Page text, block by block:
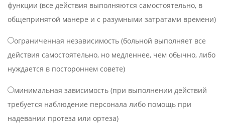
функции (все действия выполняются самостоятельно, в
общепринятой манере и с разумными затратами времени)
ограниченная независимость (больной выполняет все
действия самостоятельно, но медленнее, чем обычно, либо
нуждается в постороннем совете)
минимальная зависимость (при выполнении действий
требуется наблюдение персонала либо помощь при
надевании протеза или ортеза)